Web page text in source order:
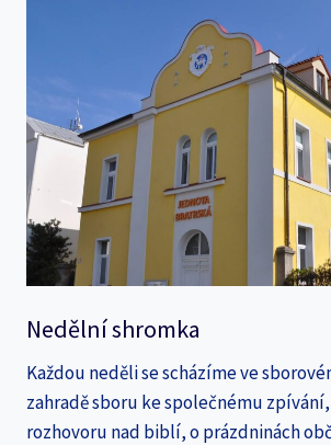
Nedělní shromka
Každou neděli se scházíme ve
zahradě sboru ke společnému
rozhovoru nad biblí, o prázdninách